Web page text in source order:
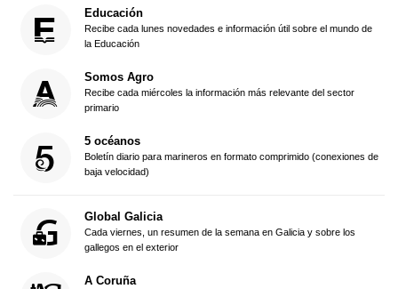
Educación
Recibe cada lunes novedades e información útil sobre el mundo de
la Educación
Somos Agro
Recibe cada miércoles la información más relevante del sector
primario
5 océanos
Boletín diario para marineros en formato comprimido (conexiones de
baja velocidad)
Global Galicia
Cada viernes, un resumen de la semana en Galicia y sobre los
gallegos en el exterior
A Coruña